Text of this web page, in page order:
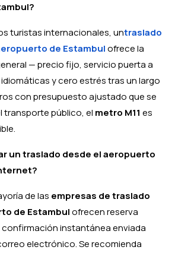
turistas internacionales, untraslado
de Estambulofrece la
— precio fijo, servicio puerta a
y cero estrés tras un largo
con presupuesto ajustado que se
transporte público, el metro M11 es
un traslado desde el aeropuerto
de las empresas de traslado
de Estambulofrecen reserva
confirmación instantánea enviada
electrónico. Se recomienda